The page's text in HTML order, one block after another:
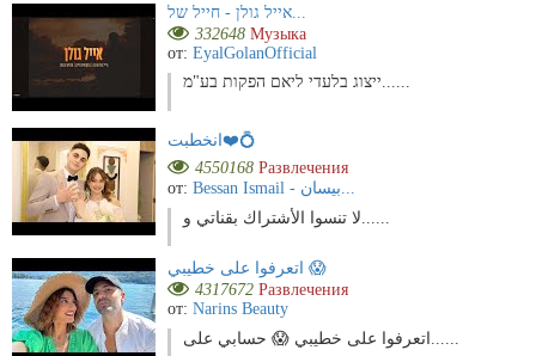
332648 Музыка
от: EyalGolanOfficial
انخطبت❤️💍
4550168 Развлечения
от:
اتعرفوا على خطيبي 😱
4317672 Развлечения
от: Narins Beauty